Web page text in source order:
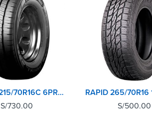
KUMHO 215/70R16C 6PR PORTRAN KC53
S/730.00
S/500.00